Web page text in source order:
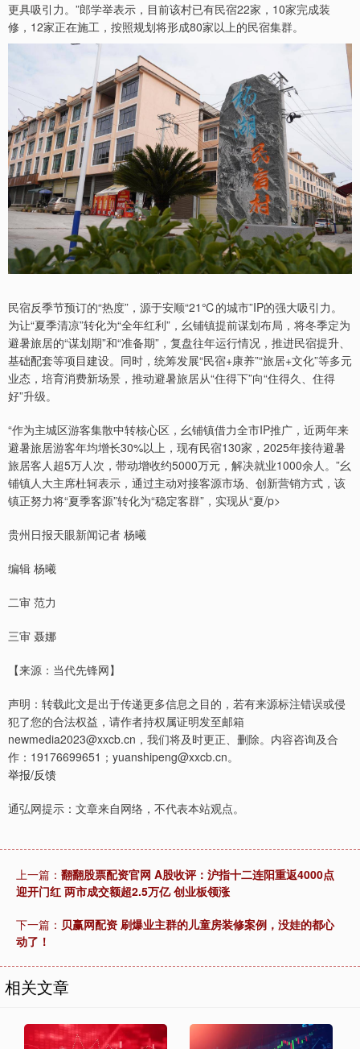
更具吸引力。”郎学举表示，目前该村已有民宿22家，10家完成装
修，12家正在施工，按照规划将形成80家以上的民宿集群。
民宿反季节预订的“热度”，源于安顺“21℃的城市”IP的强大吸引力。
为让“夏季清凉”转化为“全年红利”，幺铺镇提前谋划布局，将冬季定为
避暑旅居的“谋划期”和“准备期”，复盘往年运行情况，推进民宿提升、
基础配套等项目建设。同时，统筹发展“民宿+康养”“旅居+文化”等多元
业态，培育消费新场景，推动避暑旅居从“住得下”向“住得久、住得
好”升级。
“作为主城区游客集散中转核心区，幺铺镇借力全市IP推广，近两年来
避暑旅居游客年均增长30%以上，现有民宿130家，2025年接待避暑
旅居客人超5万人次，带动增收约5000万元，解决就业1000余人。”幺
铺镇人大主席杜轲表示，通过主动对接客源市场、创新营销方式，该
镇正努力将“夏季客源”转化为“稳定客群”，实现从“夏/p>
贵州日报天眼新闻记者 杨曦
编辑 杨曦
二审 范力
三审 聂娜
【来源：当代先锋网】
声明：转载此文是出于传递更多信息之目的，若有来源标注错误或侵
犯了您的合法权益，请作者持权属证明发至邮箱
newmedia2023@xxcb.cn，我们将及时更正、删除。内容咨询及合
作：19176699651；yuanshipeng@xxcb.cn。
举报/反馈
通弘网提示：文章来自网络，不代表本站观点。
上一篇： 翻翻股票配资官网 A股收评：沪指十二连阳重返4000点
迎开门红 两市成交额超2.5万亿 创业板领涨
下一篇： 贝赢网配资 刷爆业主群的儿童房装修案例，没娃的都心
动了！
相关文章